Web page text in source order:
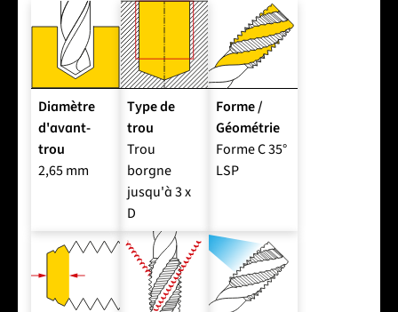
Diamètre
d'avant-
trou
2,65 mm
Type de
trou
Trou
borgne
jusqu'à 3 x
D
Forme /
Géométrie
Forme C 35°
LSP